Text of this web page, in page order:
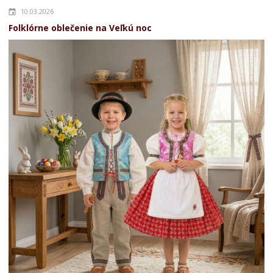
10.03.2026
Folklórne oblečenie na Veľkú noc